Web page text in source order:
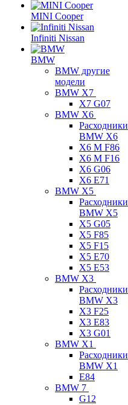
MINI Cooper
Infiniti Nissan
BMW
BMW другие
модели
BMW X7
X7 G07
BMW X6
Расходники
BMW X6
X6 M F86
X6 M F16
X6 G06
X6 E71
BMW X5
Расходники
BMW X5
X5 G05
X5 F85
X5 F15
X5 E70
X5 E53
BMW X3
Расходники
BMW X3
X3 F25
X3 E83
X3 G01
BMW X1
Расходники
BMW X1
E84
BMW 7
G12